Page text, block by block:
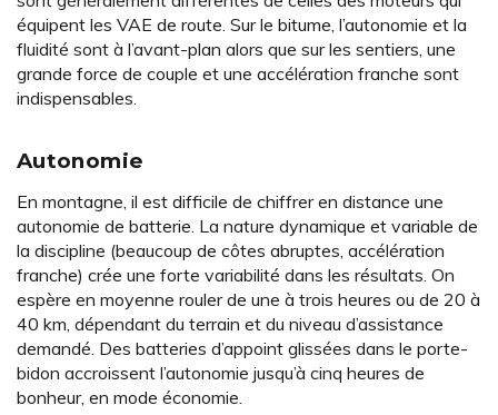
équipent les VAE de route. Sur le bitume, l’autonomie et la
fluidité sont à l’avant-plan alors que sur les sentiers, une
grande force de couple et une accélération franche sont
indispensables.
Autonomie
En montagne, il est difficile de chiffrer en distance une
autonomie de batterie. La nature dynamique et variable de
la discipline (beaucoup de côtes abruptes, accélération
franche) crée une forte variabilité dans les résultats. On
espère en moyenne rouler de une à trois heures ou de 20 à
40 km, dépendant du terrain et du niveau d’assistance
demandé. Des batteries d’appoint glissées dans le porte-
bidon accroissent l’autonomie jusqu’à cinq heures de
bonheur, en mode économie.